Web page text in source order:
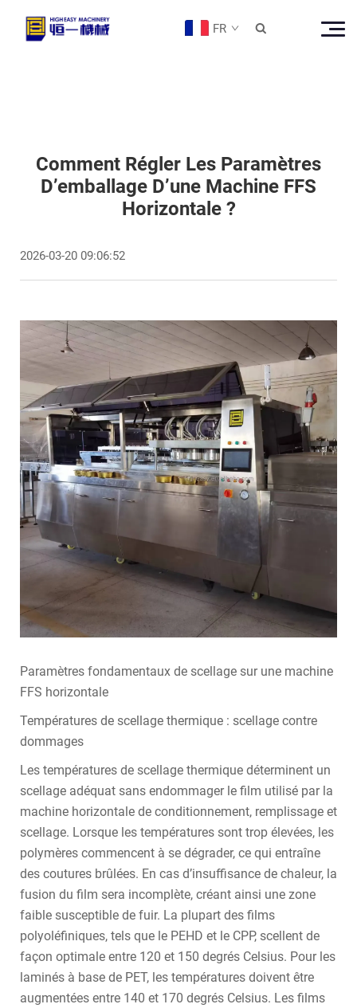
FR 
Comment Régler Les Paramètres
D’emballage D’une Machine FFS
Horizontale ?
2026-03-20 09:06:52
Paramètres fondamentaux de scellage sur une machine
FFS horizontale
Températures de scellage thermique : scellage contre
dommages
Les températures de scellage thermique déterminent un
scellage adéquat sans endommager le film utilisé par la
machine horizontale de conditionnement, remplissage et
scellage. Lorsque les températures sont trop élevées, les
polymères commencent à se dégrader, ce qui entraîne
des coutures brûlées. En cas d’insuffisance de chaleur, la
fusion du film sera incomplète, créant ainsi une zone
faible susceptible de fuir. La plupart des films
polyoléfiniques, tels que le PEHD et le CPP, scellent de
façon optimale entre 120 et 150 degrés Celsius. Pour les
laminés à base de PET, les températures doivent être
augmentées entre 140 et 170 degrés Celsius. Les films